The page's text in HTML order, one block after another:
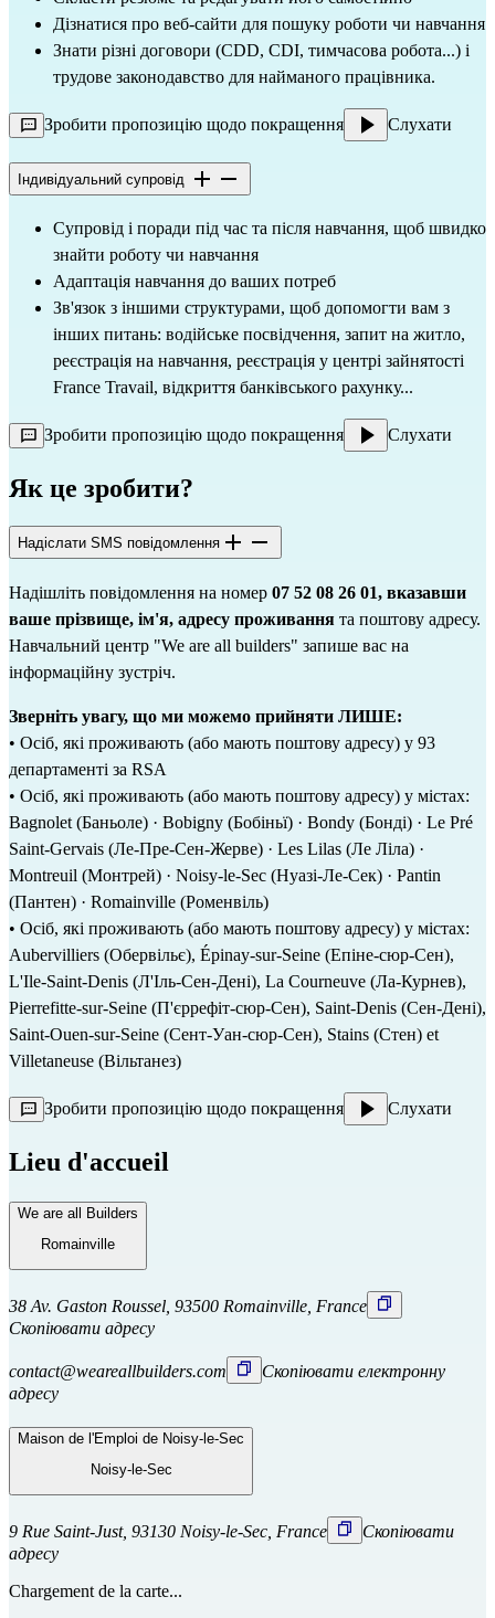
Дізнатися про веб-сайти для пошуку роботи чи навчання
Знати різні договори (CDD, CDI, тимчасова робота...) і
трудове законодавство для найманого працівника.
Зробити пропозицію щодо покращення Слухати
Індивідуальний супровід
Супровід і поради під час та після навчання, щоб швидко
знайти роботу чи навчання
Адаптація навчання до ваших потреб
Зв'язок з іншими структурами, щоб допомогти вам з
інших питань: водійське посвідчення, запит на житло,
реєстрація на навчання, реєстрація у центрі зайнятості
France Travail, відкриття банківського рахунку...
Зробити пропозицію щодо покращення Слухати
Як це зробити?
Надіслати SMS повідомлення
Надішліть повідомлення на номер 07 52 08 26 01, вказавши
ваше прізвище, ім'я, адресу проживання та поштову адресу.
Навчальний центр "We are all builders" запише вас на
інформаційну зустріч.
Зверніть увагу, що ми можемо прийняти ЛИШЕ:
• Осіб, які проживають (або мають поштову адресу) у 93
департаменті за RSA
• Осіб, які проживають (або мають поштову адресу) у містах:
Bagnolet (Баньоле) · Bobigny (Бобіньї) · Bondy (Бонді) · Le Pré
Saint-Gervais (Ле-Пре-Сен-Жерве) · Les Lilas (Ле Ліла) ·
Montreuil (Монтрей) · Noisy-le-Sec (Нуазі-Ле-Сек) · Pantin
(Пантен) · Romainville (Роменвіль)
• Осіб, які проживають (або мають поштову адресу) у містах:
Aubervilliers (Обервільє), Épinay-sur-Seine (Епіне-сюр-Сен),
L'Ile-Saint-Denis (Л'Іль-Сен-Дені), La Courneuve (Ла-Курнев),
Pierrefitte-sur-Seine (П'єррефіт-сюр-Сен), Saint-Denis (Сен-Дені),
Saint-Ouen-sur-Seine (Сент-Уан-сюр-Сен), Stains (Стен) et
Villetaneuse (Вільтанез)
Зробити пропозицію щодо покращення Слухати
Lieu d'accueil
We are all Builders
Romainville
38 Av. Gaston Roussel, 93500 Romainville, France
Скопіювати адресу
contact@weareallbuilders.com
Скопіювати електронну
адресу
Maison de l'Emploi de Noisy-le-Sec
Noisy-le-Sec
9 Rue Saint-Just, 93130 Noisy-le-Sec, France
Скопіювати
адресу
Chargement de la carte...